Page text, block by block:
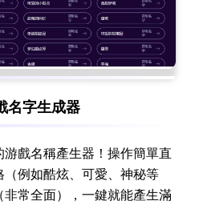
名字生成器
戲名稱產生器！操作簡單直
例如酷炫、可愛、神秘等
常全面），一鍵就能產生滿